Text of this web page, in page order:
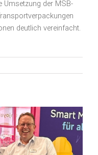
Umsetzung der MSB-
deutlich vereinfacht.